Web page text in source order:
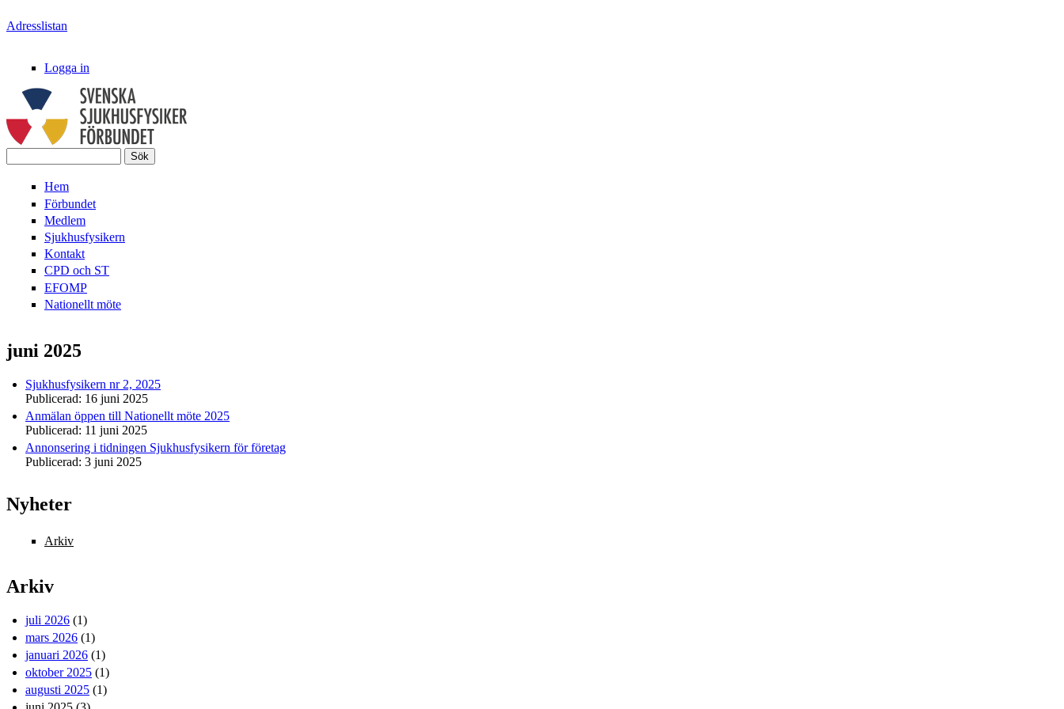
Adresslistan
Logga in
SjukhusFysikerFörbundet
Hem
Förbundet
Medlem
Sjukhusfysikern
Kontakt
CPD och ST
EFOMP
Nationellt möte
juni 2025
Sjukhusfysikern nr 2, 2025
Publicerad: 16 juni 2025
Anmälan öppen till Nationellt möte 2025
Publicerad: 11 juni 2025
Annonsering i tidningen Sjukhusfysikern för företag
Publicerad: 3 juni 2025
Nyheter
Arkiv
Arkiv
juli 2026 (1)
mars 2026 (1)
januari 2026 (1)
oktober 2025 (1)
augusti 2025 (1)